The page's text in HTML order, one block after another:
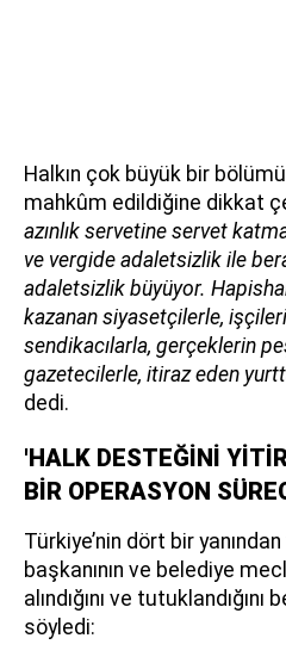
Halkın çok büyük bir
mahkûm edildiğine dikkat
azınlık servetine servet
ve vergide adaletsizlik ile
adaletsizlik büyüyor.
kazanan siyasetçilerle,
sendikacılarla, gerçeklerin
gazetecilerle, itiraz eden
dedi.
'HALK DESTEĞİNİ
BİR OPERASYON
Türkiye’nin dört bir
başkanının ve belediye
alındığını ve tutuklandığını
söyledi: